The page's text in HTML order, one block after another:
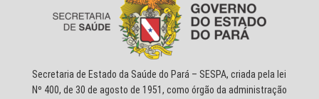
Secretaria de Estado da Saúde do Pará – SESPA, criada pela lei
Nº 400, de 30 de agosto de 1951, como órgão da administração